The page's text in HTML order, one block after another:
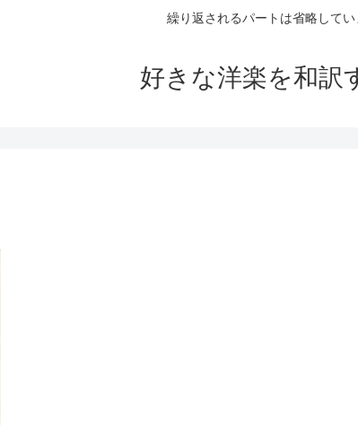
繰り返されるパートは省略してい
好きな洋楽を和訳